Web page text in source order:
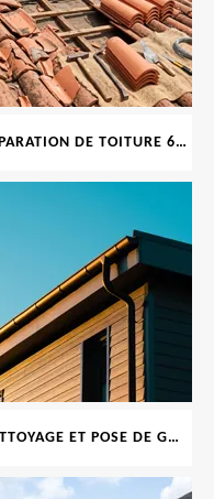
RÉPARATION DE TOITURE 69 RHONE, TUILES CASSÉES OU ABIMÉES
NETTOYAGE ET POSE DE GOUTTIÈRE 69